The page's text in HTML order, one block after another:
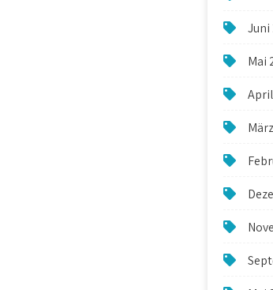
Juni
Mai